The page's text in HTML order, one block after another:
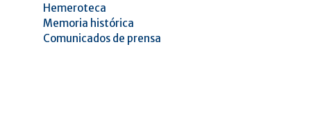
Hemeroteca
Memoria histórica
Comunicados de prensa